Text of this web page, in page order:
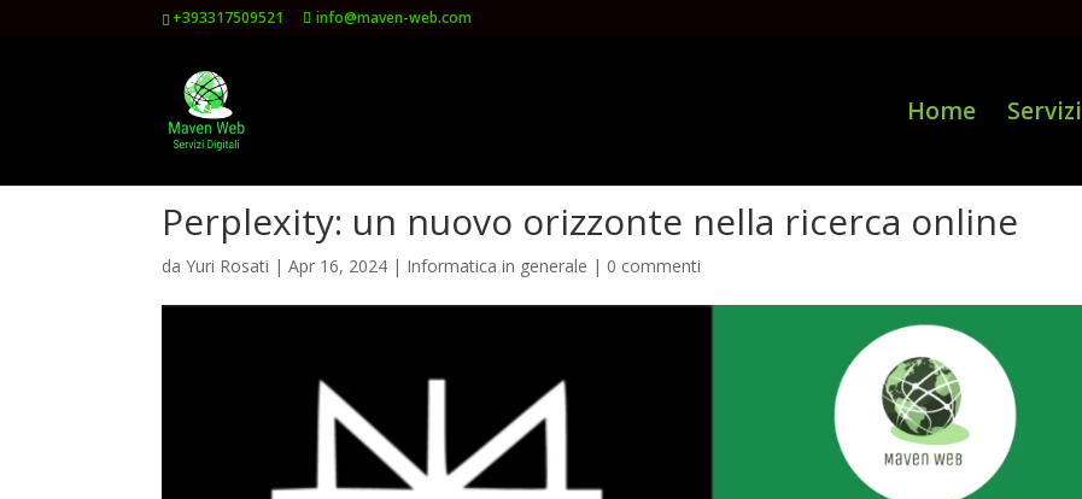
+393317509521 info@maven-web.com
Home Servizi
Perplexity: un nuovo orizzonte nella ricerca online
daYuri Rosati |Apr 16, 2024 | Informatica in generale | 0 commenti